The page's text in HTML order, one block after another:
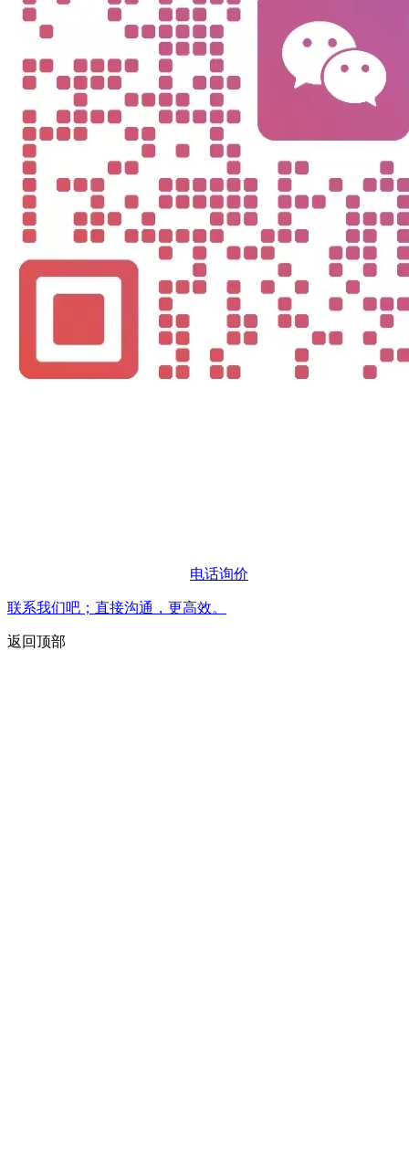
电话询价
联系我们吧；直接沟通，更高效。
返回顶部